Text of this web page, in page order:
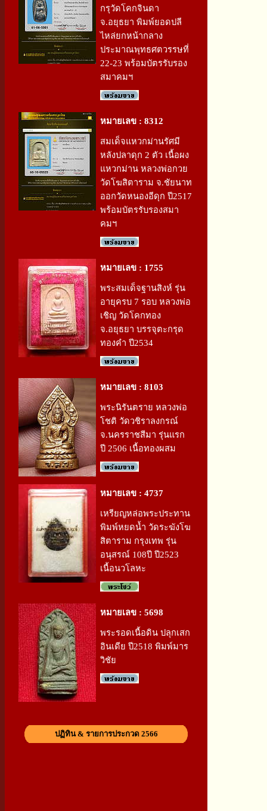
กรุวัดโคกจินดา
จ.อยุธยา พิมพ์ยอดปลี
ไหล่ยกหน้ากลาง
ประมาณพุทธศตวรรษที่
22-23 พร้อมบัตรรับรอง
สมาคมฯ
หมายเลข : 8312
สมเด็จแหวกม่านรัศมี
หลังปลาดุก 2 ตัว เนื้อผง
แหวกม่าน หลวงพ่อกวย
วัดโฆสิตาราม จ.ชัยนาท
ออกวัดหนองอีดุก ปี2517
พร้อมบัตรรับรองสมา
คมฯ
หมายเลข : 1755
พระสมเด็จฐานสิงห์ รุ่น
อายุครบ 7 รอบ หลวงพ่อ
เชิญ วัดโคกทอง
จ.อยุธยา บรรจุตะกรุด
ทองคำ ปี2534
หมายเลข : 8103
พระนิรันตราย หลวงพ่อ
โชติ วัดวชิราลงกรณ์
จ.นครราชสีมา รุ่นแรก
ปี 2506 เนื้อทองผสม
หมายเลข : 4737
เหรียญหล่อพระประทาน
พิมพ์หยดน้ำ วัดระฆังโฆ
สิตาราม กรุงเทพ รุ่น
อนุสรณ์ 108ปี ปี2523
เนื้อนวโลหะ
หมายเลข : 5698
พระรอดเนื้อดิน ปลุกเสก
อินเดีย ปี2518 พิมพ์มาร
วิชัย
ปฏิทิน & รายการประกวด 2566